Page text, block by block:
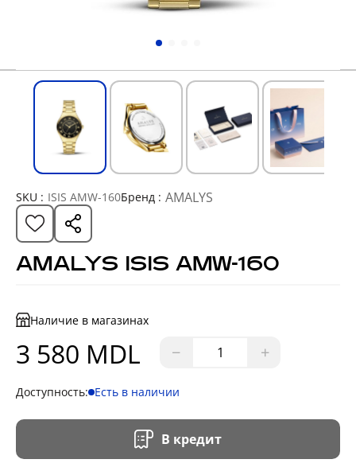
SKU : ISIS AMW-160Бренд : AMALYS
AMALYS ISIS AMW-160
Наличие в магазинах
3 580 MDL − +
Доступность: Есть в наличии
В кредит